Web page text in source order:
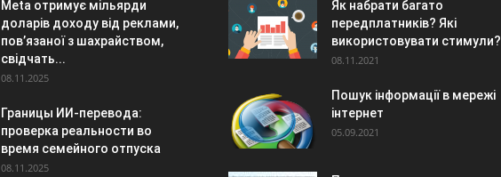
Meta отримує мільярди
доларів доходу від реклами,
пов’язаної з шахрайством,
свідчать...
08.11.2025
Границы ИИ-перевода:
проверка реальности во
время семейного отпуска
08.11.2025
Як набрати багато
передплатників? Які
використовувати стимули?
08.11.2021
Пошук інформації в мережі
інтернет
05.09.2021